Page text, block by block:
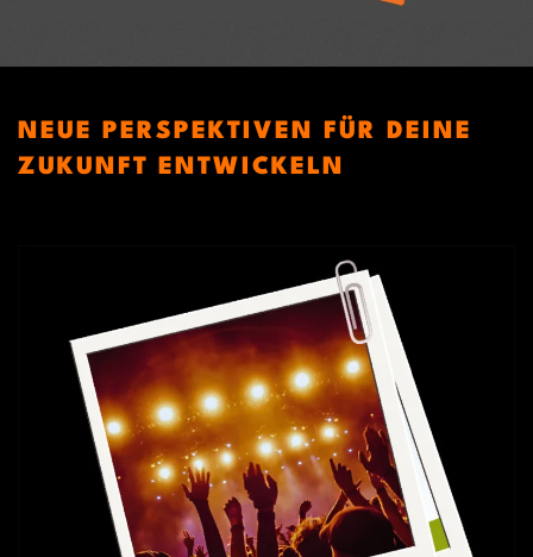
NEUE PERSPEKTIVEN FÜR DEINE
ZUKUNFT ENTWICKELN